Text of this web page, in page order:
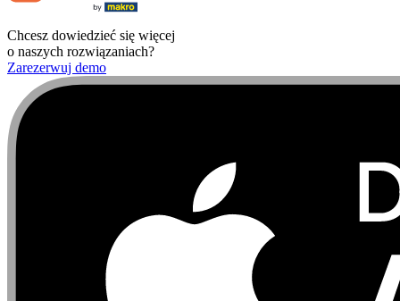
Chcesz dowiedzieć się więcej
o naszych rozwiązaniach?
Zarezerwuj demo